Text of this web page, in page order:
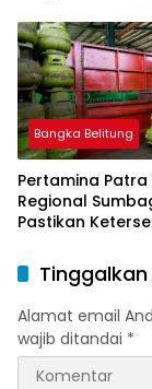
Subsidi Tetap
Bangka Belitung
Pertamina Patra
Regional
Pastikan
Ramadan dan
Idulfitri
Alamat email
wajib ditandai *